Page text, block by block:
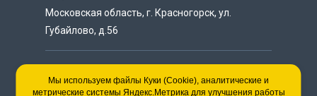
Московская область, г. Красногорск, ул.
Губайлово, д.56
8 (925) 064-55-25
Мы используем файлы Куки (Cookie), аналитические и
метрические системы Яндекс.Метрика для улучшения работы